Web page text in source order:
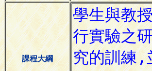
課程大綱